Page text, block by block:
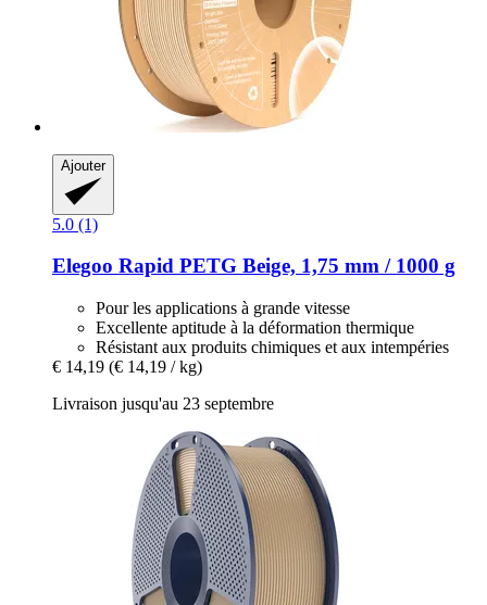
Ajouter
5.0 (1)
Elegoo Rapid PETG Beige, 1,75 mm / 1000 g
Pour les applications à grande vitesse
Excellente aptitude à la déformation thermique
Résistant aux produits chimiques et aux intempéries
€ 14,19 (€ 14,19 / kg)
Livraison jusqu'au 23 septembre